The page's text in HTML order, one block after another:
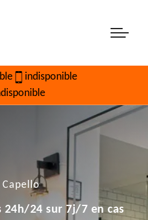
indisponible
24h/24 sur 7j/7 en cas